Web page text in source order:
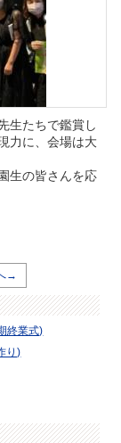
生たちで鑑賞し
力に、会場は大
生の皆さんを応
→
終業式)
り)